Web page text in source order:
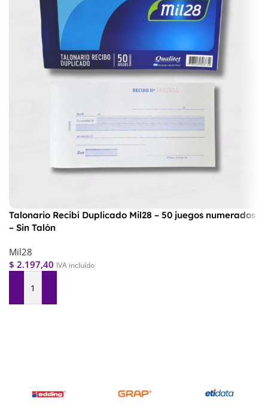
Talonario Recibí Duplicado Mil28 – 50 juegos numerados
– Sin Talón
Mil28
$ 2.197,40 IVA incluído
Agregar Al Carrito